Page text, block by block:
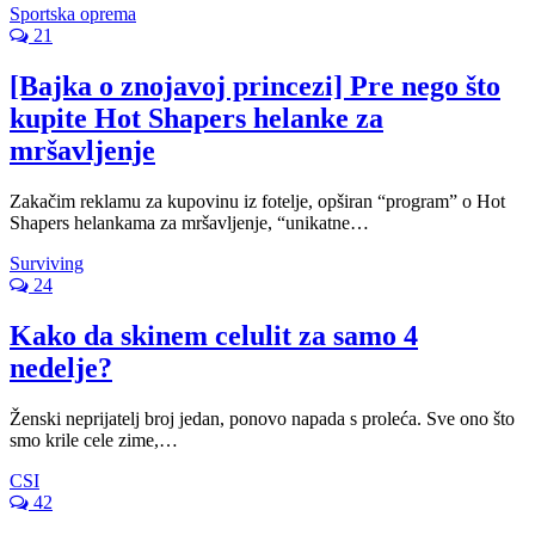
Sportska oprema
21
[Bajka o znojavoj princezi] Pre nego što
kupite Hot Shapers helanke za
mršavljenje
Zakačim reklamu za kupovinu iz fotelje, opširan “program” o Hot
Shapers helankama za mršavljenje, “unikatne…
Surviving
24
Kako da skinem celulit za samo 4
nedelje?
Ženski neprijatelj broj jedan, ponovo napada s proleća. Sve ono što
smo krile cele zime,…
CSI
42